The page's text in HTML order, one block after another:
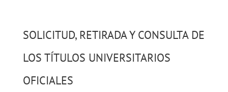
SOLICITUD, RETIRADA Y CONSULTA DE
LOS TÍTULOS UNIVERSITARIOS
OFICIALES